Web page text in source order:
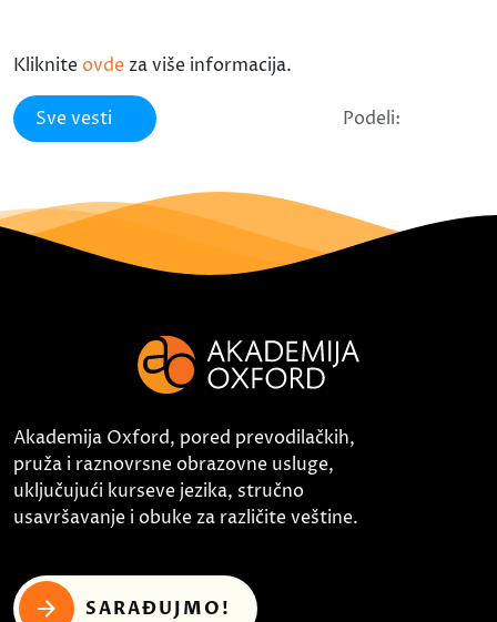
Kliknite ovde za više informacija.
Sve vesti Podeli:
Akademija Oxford, pored prevodilačkih,
pruža i raznovrsne obrazovne usluge,
uključujući kurseve jezika, stručno
usavršavanje i obuke za različite veštine.
SARAĐUJMO!